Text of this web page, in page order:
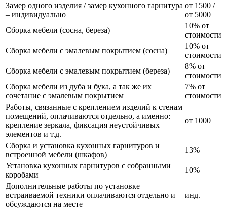
Замер одного изделия / замер кухонного гарнитура
– индивидуально
от 1500 /
от 5000
Сборка мебели (сосна, береза)
10% от
стоимости
Сборка мебели с эмалевым покрытием (сосна)
10% от
стоимости
Сборка мебели с эмалевым покрытием (береза)
8% от
стоимости
Сборка мебели из дуба и бука, а так же их
сочетание с эмалевым покрытием
7% от
стоимости
Работы, связанные с креплением изделий к стенам
помещений, оплачиваются отдельно, а именно:
крепление зеркала, фиксация неустойчивых
элементов и т.д.
от 1000
Сборка и установка кухонных гарнитуров и
встроенной мебели (шкафов)
13%
Установка кухонных гарнитуров с собранными
коробами
10%
Дополнительные работы по установке
встраиваемой техники оплачиваются отдельно и
обсуждаются на месте
инд.